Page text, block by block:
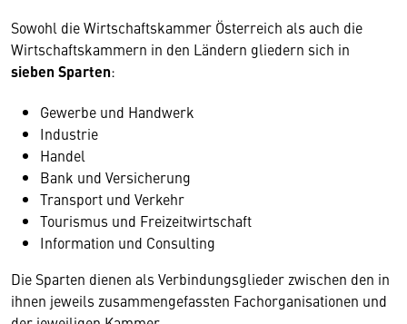
Sowohl die Wirtschaftskammer Österreich als auch die
Wirtschaftskammern in den Ländern gliedern sich in
sieben Sparten:
Gewerbe und Handwerk
Industrie
Handel
Bank und Versicherung
Transport und Verkehr
Tourismus und Freizeitwirtschaft
Information und Consulting
Die Sparten dienen als Verbindungsglieder zwischen den in
ihnen jeweils zusammengefassten Fachorganisationen und